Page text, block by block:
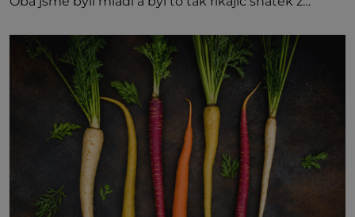
zaopatřený mladý muž. Manželství nám oběma moc
nesvědčilo, brzy jsme zjistili, že